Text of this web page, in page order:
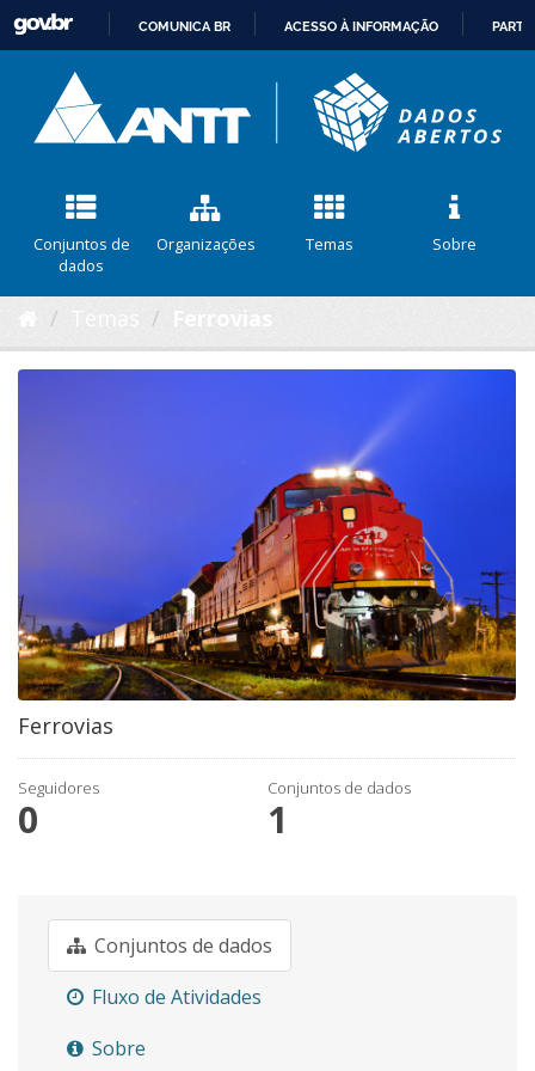
CONTEÚDO
COMUNICA BR ACESSO À INFORMAÇÃO
Conjuntos de
dados
Organizações Temas Sobre
Ferrovias
Seguidores
0
Conjuntos de dados
1
Conjuntos de dados
Fluxo de Atividades
Sobre